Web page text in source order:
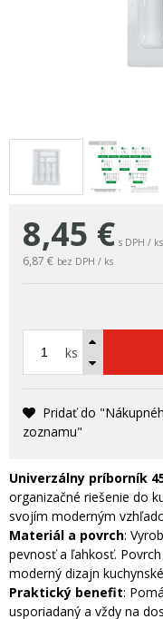
8,45 € s DPH / ks
6,87 € bez DPH / ks
ks
Pridať do
zoznamu"
Univerzálny príborník
organizačné riešenie do
svojím moderným
Materiál a povrch:
pevnosť a ľahkosť.
moderný dizajn
Praktický benefit:
usporiadaný a vždy na